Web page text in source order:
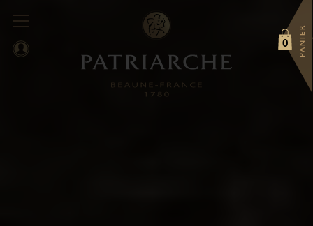
PANIER
0